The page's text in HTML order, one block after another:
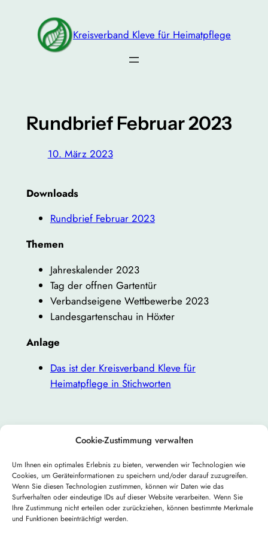
Cookie-Zustimmung verwalten
Um Ihnen ein optimales Erlebnis zu bieten, verwenden wir Technologien wie
Cookies, um Geräteinformationen zu speichern und/oder darauf zuzugreifen.
Wenn Sie diesen Technologien zustimmen, können wir Daten wie das
Surfverhalten oder eindeutige IDs auf dieser Website verarbeiten. Wenn Sie
Ihre Zustimmung nicht erteilen oder zurückziehen, können bestimmte Merkmale
und Funktionen beeinträchtigt werden.
springen
Kreisverband Kleve für Heimatpflege
Rundbrief Februar 2023
10. März 2023
Downloads
Rundbrief Februar 2023
Themen
Jahreskalender 2023
Tag der offnen Gartentür
Verbandseigene Wettbewerbe 2023
Landesgartenschau in Höxter
Anlage
Das ist der Kreisverband Kleve für
Heimatpflege in Stichworten
←
Vorheriger:
Natur des
Jahres 2023
Nächster: Sonder- und
Gemeinschaftsleistungen
2024 →